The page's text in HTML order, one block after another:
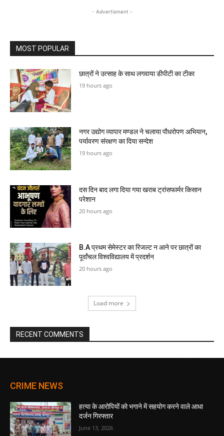
- Advertisment -
MOST POPULAR
छात्रों ने उत्साह के साथ लगवाया डीपीटी का टीका
19 hours ago
नगर उद्योग व्यापार मण्डल ने चलाया पौधरोपण अभियान,
पर्यावरण संरक्षण का दिया सन्देश
19 hours ago
दस दिन बाद लगा दिया गया खराब ट्रांसफार्मर किसान
परेशान
20 hours ago
B.A प्रथम सेमेस्टर का रिजल्ट न आने पर छात्रों का
पूर्वांचल विश्वविद्यालय में प्रदर्शन
20 hours ago
Load more
RECENT COMMENTS
CRIME NEWS
हत्या के आरोपियों को भगाने में सहयोग करने वाले आधा
दर्जन गिरफ्तार
June 13, 2026